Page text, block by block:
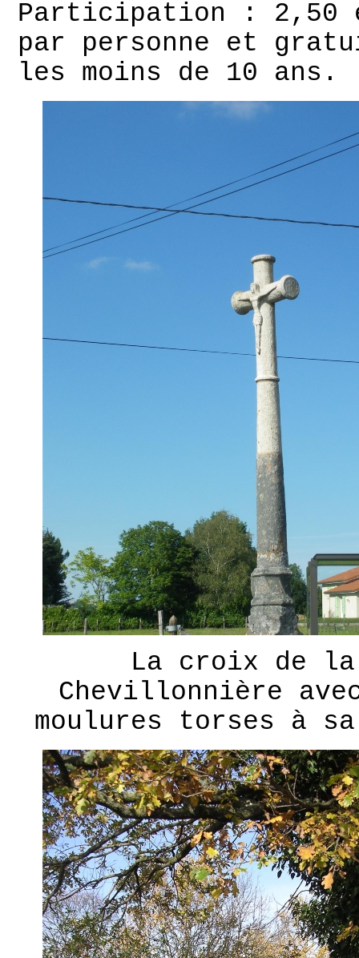
Participation : 2,50
par personne et
les moins de 10 ans.
La croix de la
Chevillonnière
moulures torses à